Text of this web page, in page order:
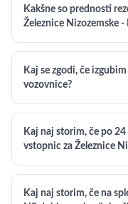
Kakšne so prednosti
Železnice Nizozemske -
Kaj se zgodi, če
vozovnice?
Kaj naj storim, če po
vstopnic za Železnice
Kaj naj storim, če na